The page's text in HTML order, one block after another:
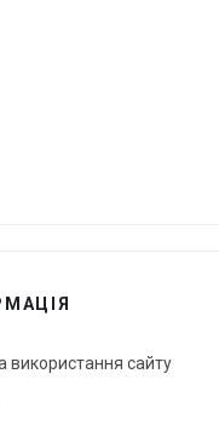
використання сайту